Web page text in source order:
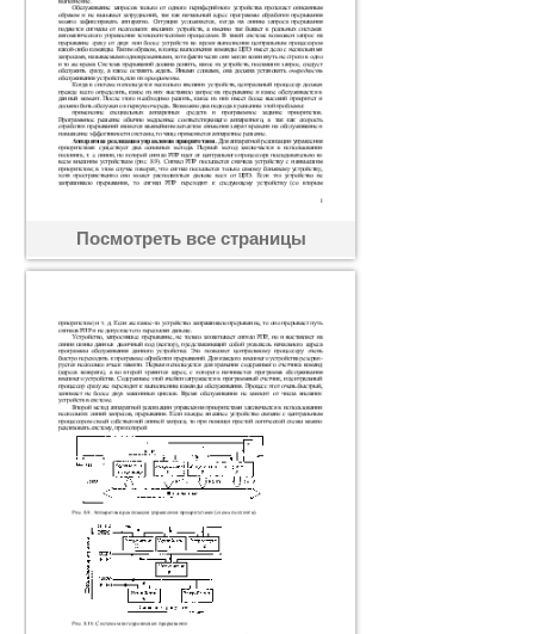
Посмотреть все страницы